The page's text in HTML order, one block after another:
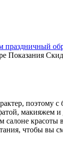
праздничный
Показания
поэтому
макияжем и
красоты
чтобы вы